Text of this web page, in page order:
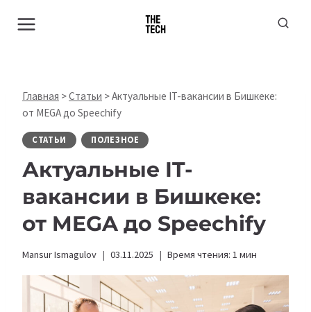
Главная >Статьи >Актуальные IT-вакансии в Бишкеке:
от MEGA до Speechify
СТАТЬИ ПОЛЕЗНОЕ
Актуальные IT-
вакансии в Бишкеке:
от MEGA до Speechify
Mansur Ismagulov 03.11.2025 Время чтения: 1 мин